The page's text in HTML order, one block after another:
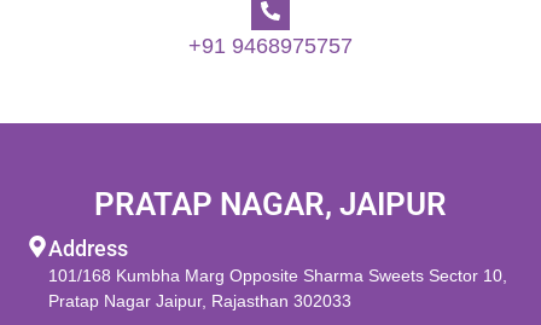
+91 9468975757
PRATAP NAGAR, JAIPUR
Address
101/168 Kumbha Marg Opposite Sharma Sweets Sector 10,
Pratap Nagar Jaipur, Rajasthan 302033